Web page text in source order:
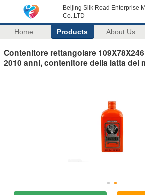
Beijing Silk Road Enterprise
Co.,LTD
Home Products About Us
Contenitore rettangolare
2010 anni, contenitore della latta del